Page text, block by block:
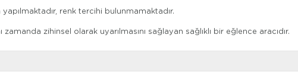
renk tercihi bulunmamaktadır.
zihinsel olarak uyarılmasını sağlayan sağlıklı bir eğlence aracıdır.